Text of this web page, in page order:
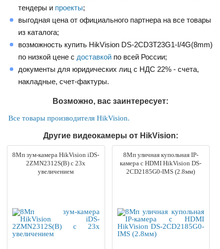
тендеры и проекты;
выгодная цена от официального партнера на все товары
из каталога;
возможность купить HikVision DS-2CD3T23G1-I/4G(8mm)
по низкой цене с доставкой по всей России;
документы для юридических лиц с НДС 22% - счета,
накладные, счет-фактуры.
Возможно, вас заинтересует:
Все товары производителя HikVision.
Другие видеокамеры от HikVision:
8Мп зум-камера HikVision iDS-
2ZMN2312S(B) с 23х
увеличением
8Мп уличная купольная IP-
камера с HDMI HikVision DS-
2CD2185G0-IMS (2.8мм)